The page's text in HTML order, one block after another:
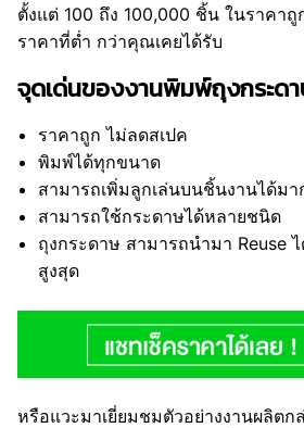
ตั้งแต่ 100 ถึง 100,000 ชิ้น ในราคา
ราคาที่ต่ำ กว่าคุณเคยได้รับ
จุดเด่นของงานพิมพ์ถุงกระด
ราคาถูก ไม่ลดสเปค
พิมพ์ได้ทุกขนาด
สามารถเพิ่มลูกเล่นบนชิ้นงานได้มา
สามารถใช้กระดาษได้หลายชนิด
ถุงกระดาษ สามารถนำมา Reuse
สูงสุด
หรือแวะมาเยี่ยมชมตัวอย่างงานผลิต